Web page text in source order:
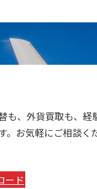
も、外貨買取も、経
。お気軽にご相談く
ード